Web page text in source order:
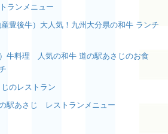
ランメニュー
豊後牛）大人気！九州大分県の和牛 ランチ
牛料理 人気の和牛 道の駅あさじのお食
のレストラン
駅あさじ レストランメニュー